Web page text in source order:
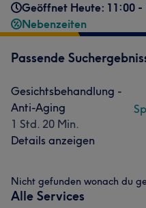
Geöffnet Heute: 11:00 -
Nebenzeiten
Passende
Gesichtsbehandlung -
Anti-Aging
1 Std. 20 Min.
Details anzeigen
Nicht gefunden wonach du
Alle Services